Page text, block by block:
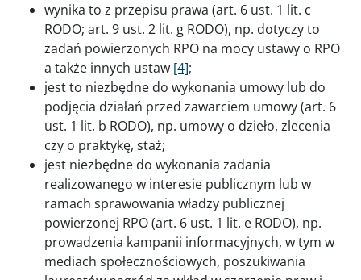
wynika to z przepisu prawa (art. 6 ust. 1 lit. c
RODO; art. 9 ust. 2 lit. g RODO), np. dotyczy to
zadań powierzonych RPO na mocy ustawy o RPO
a także innych ustaw [4];
jest to niezbędne do wykonania umowy lub do
podjęcia działań przed zawarciem umowy (art. 6
ust. 1 lit. b RODO), np. umowy o dzieło, zlecenia
czy o praktykę, staż;
jest niezbędne do wykonania zadania
realizowanego w interesie publicznym lub w
ramach sprawowania władzy publicznej
powierzonej RPO (art. 6 ust. 1 lit. e RODO), np.
prowadzenia kampanii informacyjnych, w tym w
mediach społecznościowych, poszukiwania